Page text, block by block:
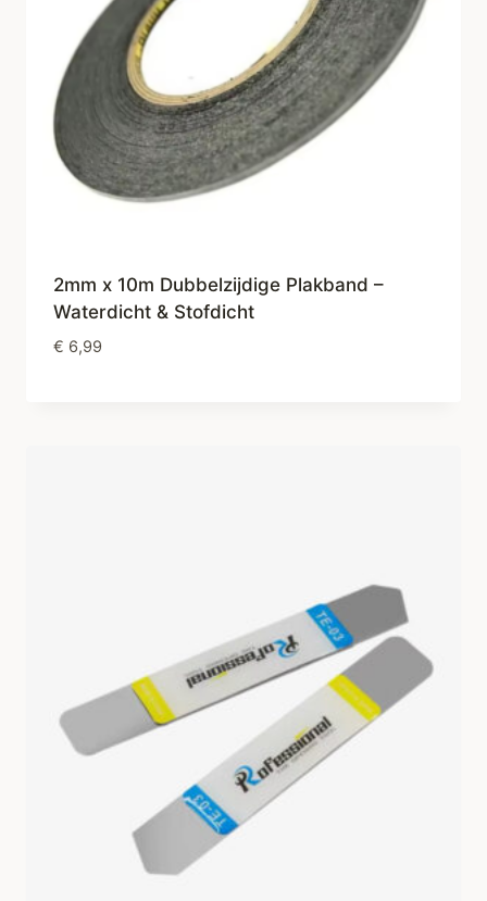
2mm x 10m Dubbelzijdige Plakband –
Waterdicht & Stofdicht
€ 6,99